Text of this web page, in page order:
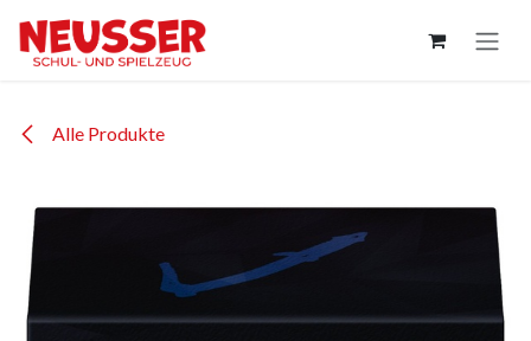
Alle Produkte